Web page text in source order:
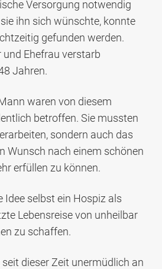
Versorgung notwendig
ihn sich wünschte, konnte
gefunden werden.
und Ehefrau verstarb
Jahren.
waren von diesem
betroffen. Sie mussten
sondern auch das
Wunsch nach einem schönen
erfüllen zu können.
selbst ein Hospiz als
Lebensreise von unheilbar
zu schaffen.
dieser Zeit unermüdlich an